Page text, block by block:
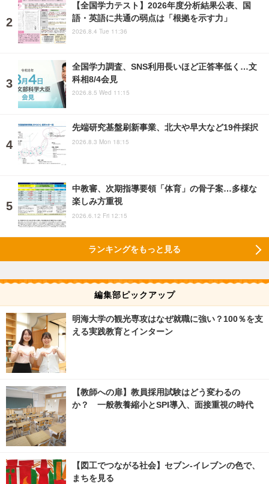
【全国学力テスト】2026年度分析結果公表、国
語・英語に共通の弱点は「根拠を示す力」
2026.8.4 Tue 11:36
全国学力調査、SNS利用長いほど正答率低く…文
科相8/4会見
2026.8.5 Wed 11:15
先端研究基盤刷新事業、北大や早大など19件採択
2026.8.3 Mon 18:15
中教審、次期指導要領「体育」の骨子案…多様な
楽しみ方重視
2026.6.12 Fri 12:15
ランキングをもっと見る
編集部ピックアップ
明海大学の観光専攻はなぜ就職に強い？100％を支
える実践教育とインターン
【教師への扉】教員採用試験はどう変わるの
か？ 一般教養縮小とSPI導入、面接重視の時代
【図工でつながる社会】セブン‐イレブンの色で、
まちを見る